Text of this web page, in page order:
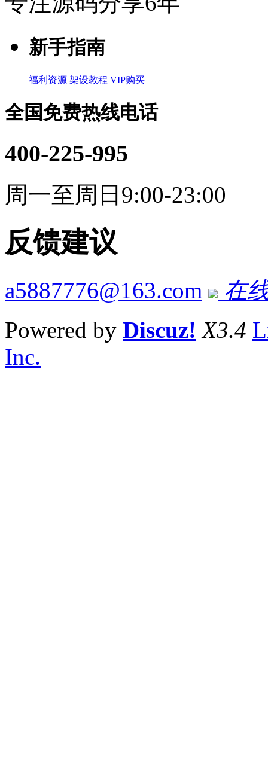
新手指南
福利资源 架设教程 VIP购买
全国免费热线电话
400-225-995
周一至周日9:00-23:00
反馈建议
a5887776@163.com
在
Powered by Discuz! X3.4
Inc.